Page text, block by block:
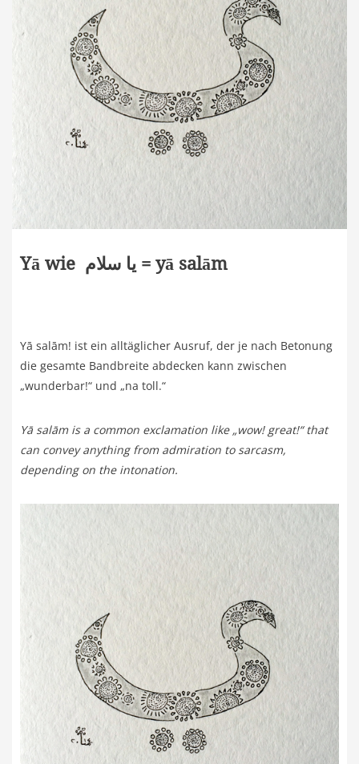
Yā wie يا سلام = yā salām
Yā salām! ist ein alltäglicher Ausruf, der je nach Betonung
die gesamte Bandbreite abdecken kann zwischen
„wunderbar!“ und „na toll.“
Yā salām is a common exclamation like „wow! great!“ that
can convey anything from admiration to sarcasm,
depending on the intonation.